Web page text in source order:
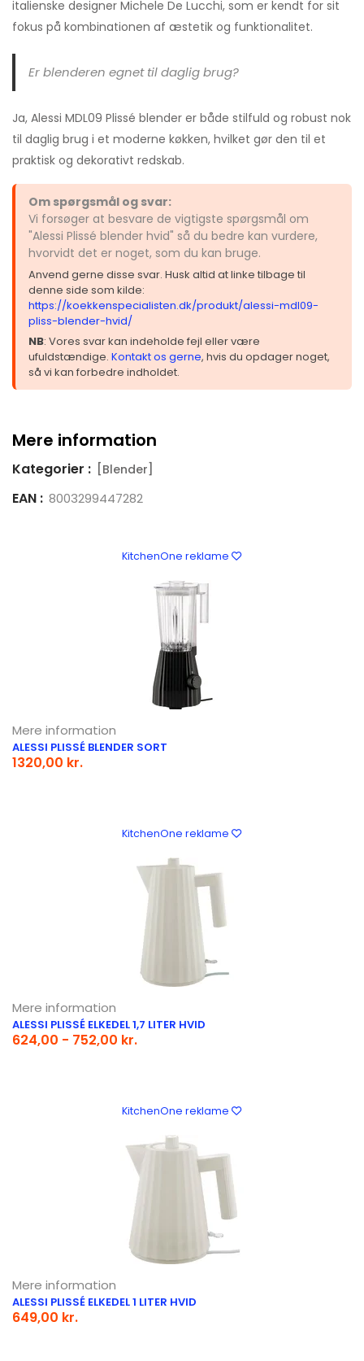
italienske designer Michele De Lucchi, som er kendt for sit
fokus på kombinationen af æstetik og funktionalitet.
Er blenderen egnet til daglig brug?
Ja, Alessi MDL09 Plissé blender er både stilfuld og robust nok
til daglig brug i et moderne køkken, hvilket gør den til et
praktisk og dekorativt redskab.
Om spørgsmål og svar:
Vi forsøger at besvare de vigtigste spørgsmål om
"Alessi Plissé blender hvid" så du bedre kan vurdere,
hvorvidt det er noget, som du kan bruge.
Anvend gerne disse svar. Husk altid at linke tilbage til
denne side som kilde:
https://koekkenspecialisten.dk/produkt/alessi-mdl09-
pliss-blender-hvid/
NB: Vores svar kan indeholde fejl eller være
ufuldstændige. Kontakt os gerne, hvis du opdager noget,
så vi kan forbedre indholdet.
Mere information
Kategorier : [Blender]
EAN : 8003299447282
KitchenOne reklame
Mere information
ALESSI PLISSÉ BLENDER SORT
1320,00 kr.
KitchenOne reklame
Mere information
ALESSI PLISSÉ ELKEDEL 1,7 LITER HVID
624,00 - 752,00 kr.
KitchenOne reklame
Mere information
ALESSI PLISSÉ ELKEDEL 1 LITER HVID
649,00 kr.